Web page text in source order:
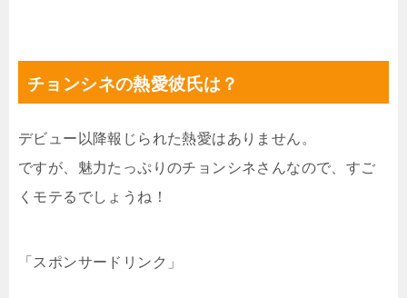
チョンシネの熱愛彼氏は？
デビュー以降報じられた熱愛はありません。
ですが、魅力たっぷりのチョンシネさんなので、すご
くモテるでしょうね！
「スポンサードリンク」